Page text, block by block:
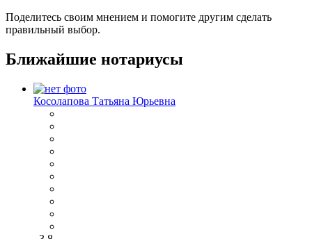
Поделитесь своим мнением и помогите другим сделать
правильный выбор.
Ближайшие нотариусы
Косолапова Татьяна Юрьевна